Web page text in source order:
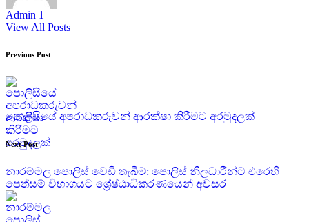
Admin 1
View All Posts
Previous Post
පොලිසියේ අපරාධකරුවන් ආරක්ෂා කිරීමට අරමුදලක්
Next Post
නාරම්මල පොලිස් වෙඩි තැබීම: පොලිස් නිලධාරීන්ට එරෙහි
පෙත්සම් විභාගයට ශ්‍රේෂ්ඨාධිකරණයෙන් අවසර